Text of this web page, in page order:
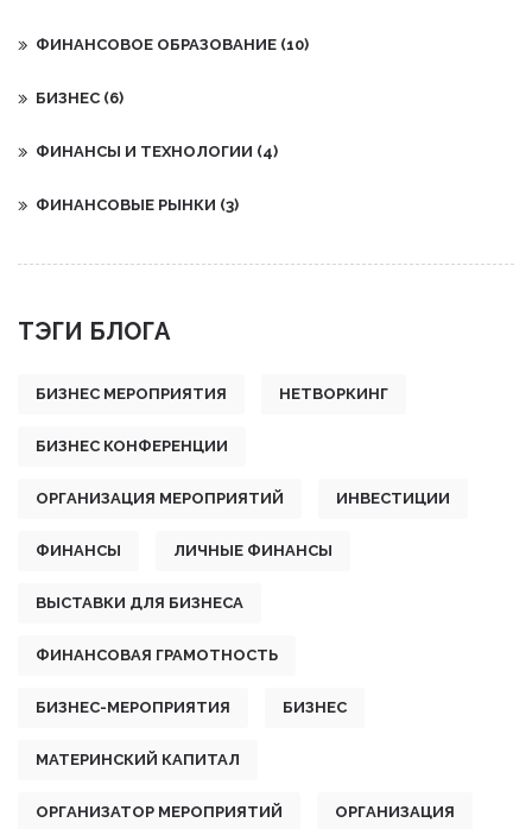
ФИНАНСОВОЕ ОБРАЗОВАНИЕ (10)
БИЗНЕС (6)
ФИНАНСЫ И ТЕХНОЛОГИИ (4)
ФИНАНСОВЫЕ РЫНКИ (3)
ТЭГИ БЛОГА
БИЗНЕС МЕРОПРИЯТИЯ НЕТВОРКИНГ
БИЗНЕС КОНФЕРЕНЦИИ
ОРГАНИЗАЦИЯ МЕРОПРИЯТИЙ ИНВЕСТИЦИИ
ФИНАНСЫ ЛИЧНЫЕ ФИНАНСЫ
ВЫСТАВКИ ДЛЯ БИЗНЕСА
ФИНАНСОВАЯ ГРАМОТНОСТЬ
БИЗНЕС-МЕРОПРИЯТИЯ БИЗНЕС
МАТЕРИНСКИЙ КАПИТАЛ
ОРГАНИЗАТОР МЕРОПРИЯТИЙ ОРГАНИЗАЦИЯ